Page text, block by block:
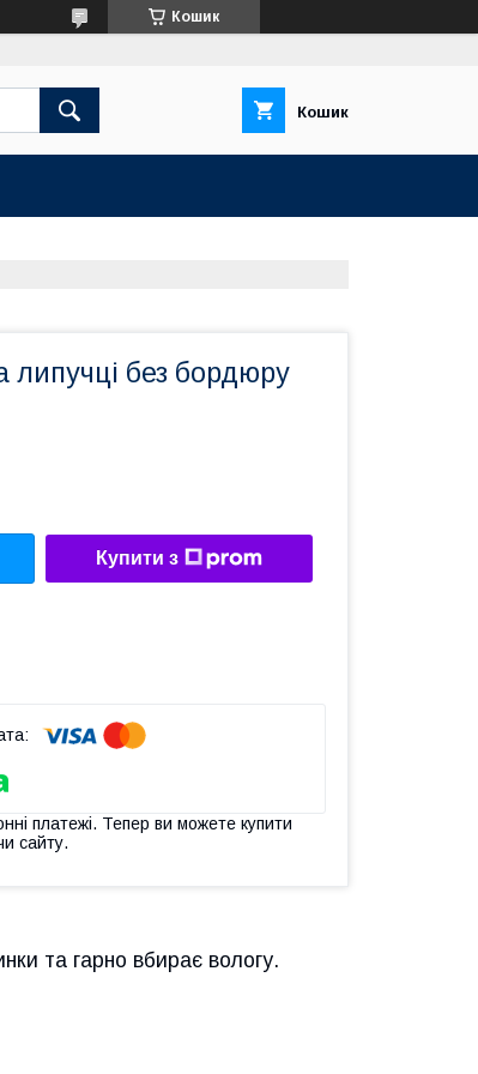
Кошик
Кошик
без бордюру
Купити з
платежі. Тепер ви можете купити
сайту.
та гарно вбирає вологу.